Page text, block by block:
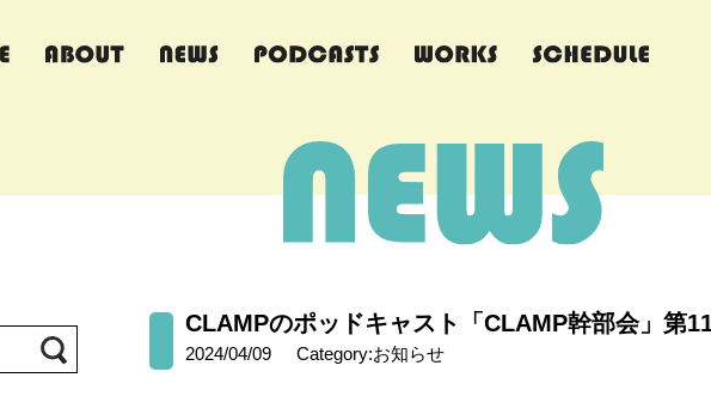
CLAMPのポッドキャスト「CLAMP幹部会」第
2024/04/09 Category:お知らせ